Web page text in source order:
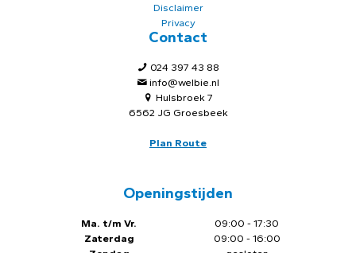
Disclaimer
Privacy
Contact
024 397 43 88
info@welbie.nl
Hulsbroek 7
6562 JG Groesbeek
Plan Route
Openingstijden
Ma. t/m Vr.
Zaterdag
09:00 - 17:30
09:00 - 16:00